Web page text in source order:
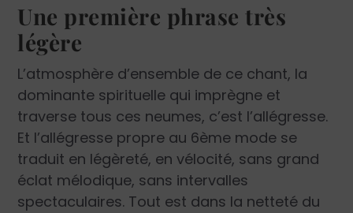
Une première phrase très
légère
L’atmosphère d’ensemble de ce chant, la
dominante spirituelle qui imprègne et
traverse tous ces neumes, c’est l’allégresse.
Et l’allégresse propre au 6ème mode se
traduit en légèreté, en vélocité, sans grand
éclat mélodique, sans intervalles
spectaculaires. Tout est dans la netteté du